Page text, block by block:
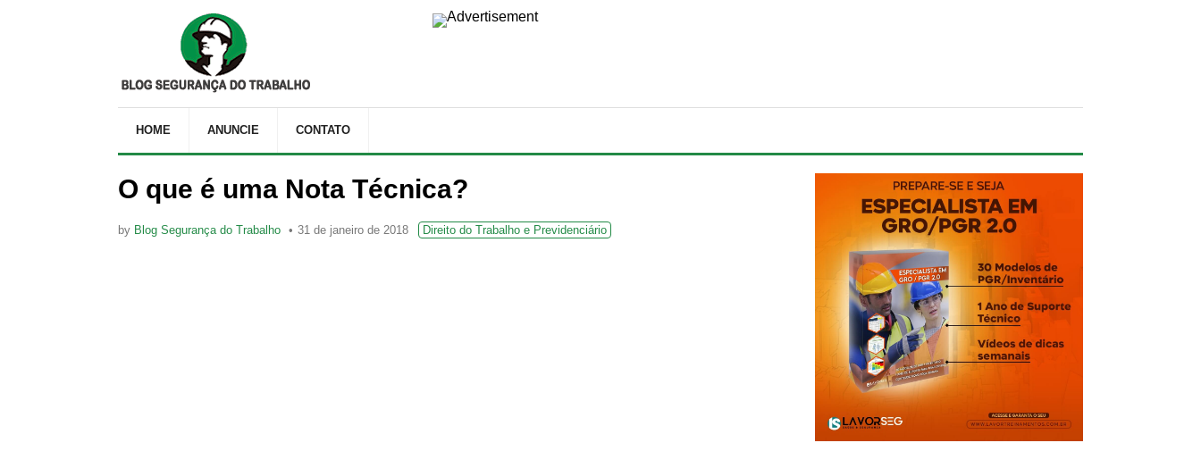
HOME ANUNCIE CONTATO
O que é uma Nota Técnica?
by Blog Segurança do Trabalho 31 de janeiro de 2018 Direito do Trabalho e Previdenciário